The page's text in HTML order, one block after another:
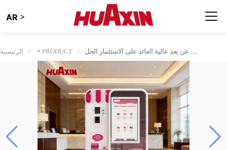
AR >
الرئيسية > PRODUCT آلة بيع الآيس كريم الأوتوماتيكية للاستخدام التجاري مع 15 ثانية خدمة سريعة ونظام الإدارة عن بعد عالية العائد على الاستثمار الحل